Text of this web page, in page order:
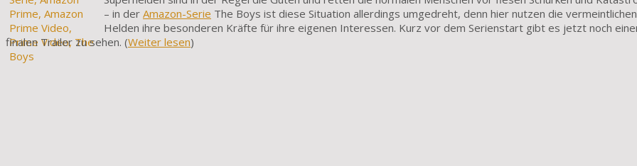
– in der Amazon-Serie The Boys ist diese Situation allerdings umgedreht, denn hier nutzen die vermeintlichen
Helden ihre besonderen Kräfte für ihre eigenen Interessen. Kurz vor dem Serienstart gibt es jetzt noch
finalen Trailer zu sehen. (Weiter lesen)